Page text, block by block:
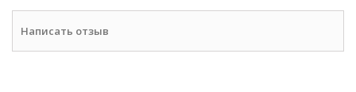
Написать отзыв